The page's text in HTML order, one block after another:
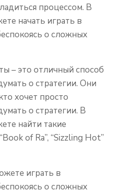
процессом. В
начать играть в
о сложных
– это отличный способ
о стратегии. Они
хочет просто
о стратегии. В
найти такие
of Ra”, “Sizzling Hot”
играть в
о сложных